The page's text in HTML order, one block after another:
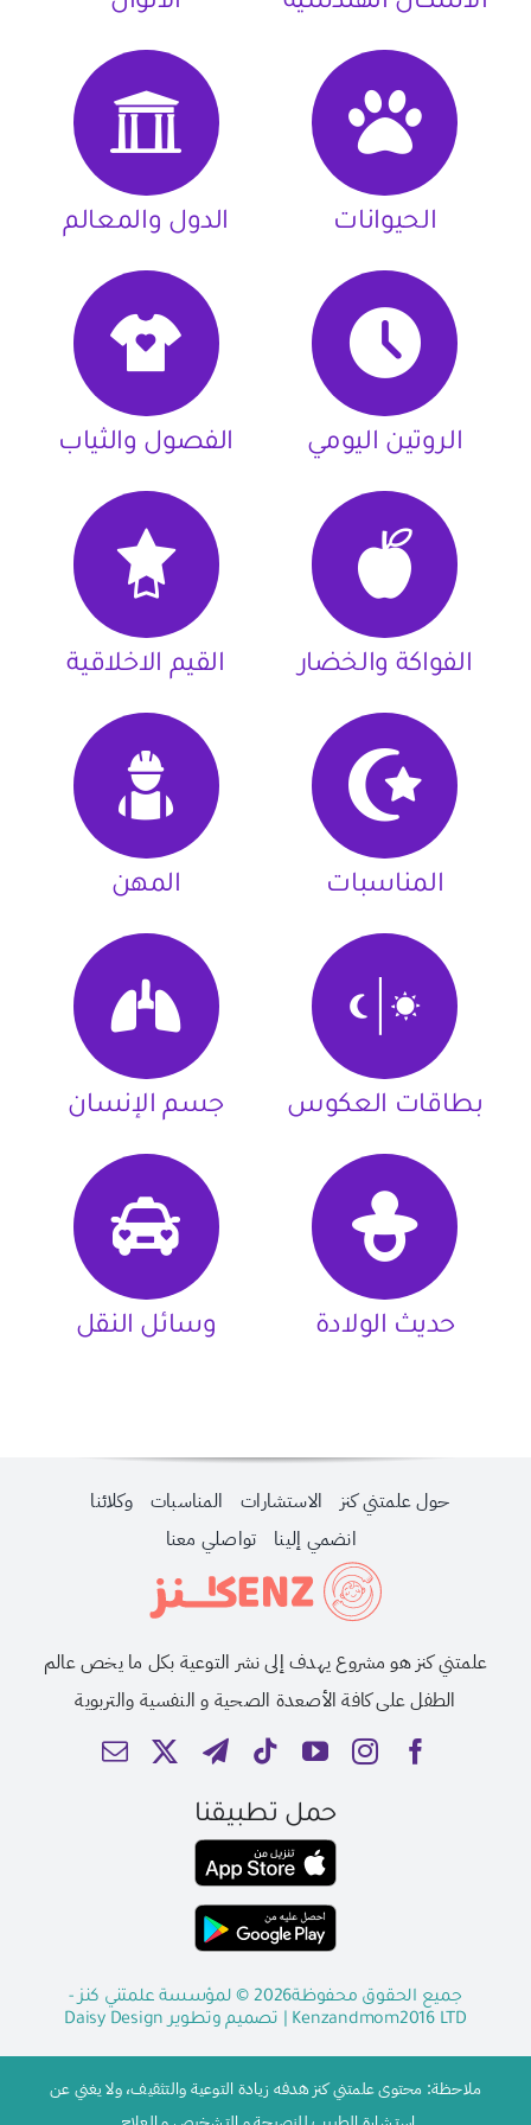
الحيوانات الدول والمعالم
الروتين اليومي الفصول والثياب
الفواكة والخضار القيم الاخلاقية
المناسبات المهن
بطاقات العكوس جسم الإنسان
حديث الولادة وسائل النقل
حول علمتني كنز الاستشارات المناسبات
وكلائنا
انضمي إلينا
تواصلي معنا
علمتني كنز هو مشروع يهدف إلى نشر التوعية بكل ما يخص عالم
الطفل على كافة الأصعدة الصحية و النفسية والتربوية
حمل تطبيقنا
جميع الحقوق محفوظة2026 © لمؤسسة علمتني كنز -
Kenzandmom2016 LTD | تصميم وتطويرDaisy Design
ملاحظة: محتوى علمتني كنز هدفه زيادة التوعية والتثقيف، ولا يغني عن